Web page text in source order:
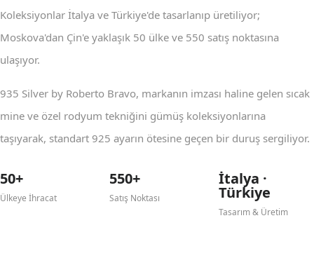
Koleksiyonlar İtalya ve Türkiye'de tasarlanıp üretiliyor;
Moskova'dan Çin'e yaklaşık 50 ülke ve 550 satış noktasına
ulaşıyor.
935 Silver by Roberto Bravo, markanın imzası haline gelen sıcak
mine ve özel rodyum tekniğini gümüş koleksiyonlarına
taşıyarak, standart 925 ayarın ötesine geçen bir duruş sergiliyor.
50+
Ülkeye İhracat
550+
Satış Noktası
İtalya ·
Türkiye
Tasarım & Üretim